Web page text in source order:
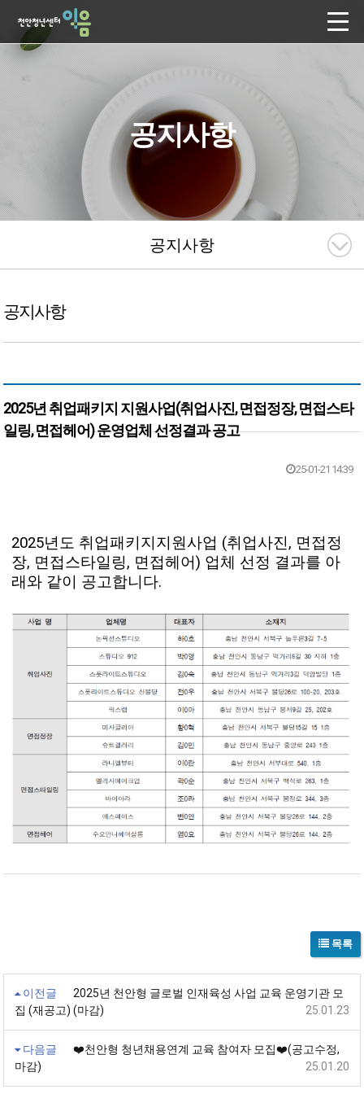
공지사항
공지사항
공지사항
2025년 취업패키지 지원사업(취업사진, 면접정장, 면접스타
일링, 면접헤어) 운영업체 선정결과 공고
25-01-21 14:39
본문
2025년도 취업패키지지원사업 (취업사진, 면접정
장, 면접스타일링, 면접헤어) 업체 선정 결과를 아
래와 같이 공고합니다.
목록
이전글
2025년 천안형 글로벌 인재육성 사업 교육 운영기관 모
집 (재공고) (마감)
25.01.23
다음글
❤️천안형 청년채용연계 교육 참여자 모집❤️(공고수정,
마감)
25.01.20